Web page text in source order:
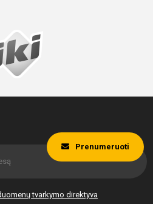
tvarkymo direktyva
Prenumeruoti